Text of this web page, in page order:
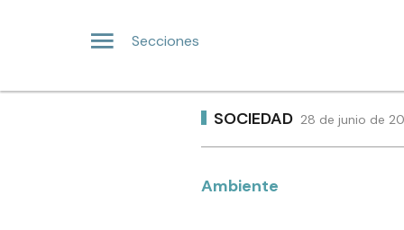
Secciones
SOCIEDAD 28 de junio de
Ambiente